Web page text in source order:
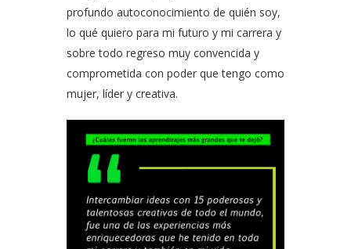
profundo autoconocimiento de quién soy,
lo qué quiero para mi futuro y mi carrera y
sobre todo regreso muy convencida y
comprometida con poder que tengo como
mujer, líder y creativa.